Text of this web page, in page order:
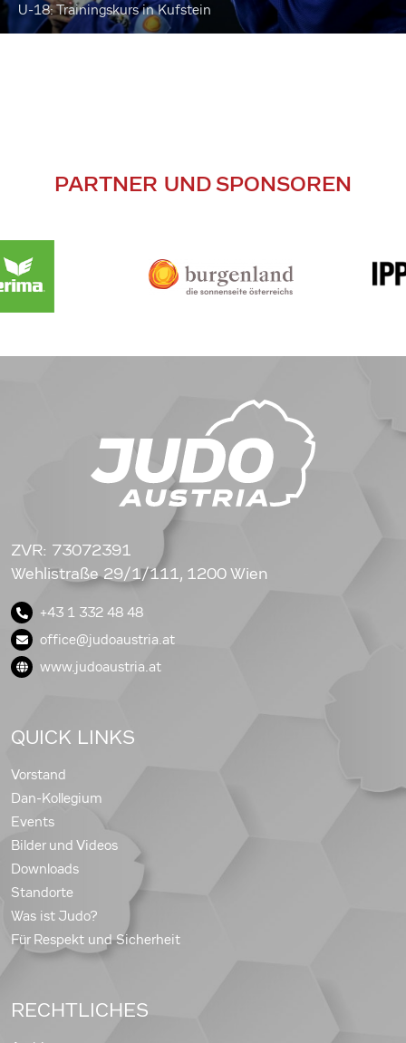
U-18: Trainingskurs in Kufstein
PARTNER UND SPONSOREN
ZVR: 73072391
Wehlistraße 29/1/111, 1200 Wien
+43 1 332 48 48
office@judoaustria.at
www.judoaustria.at
QUICK LINKS
Vorstand
Dan-Kollegium
Events
Bilder und Videos
Downloads
Standorte
Was ist Judo?
Für Respekt und Sicherheit
RECHTLICHES